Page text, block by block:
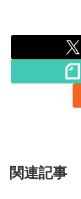
関連記事